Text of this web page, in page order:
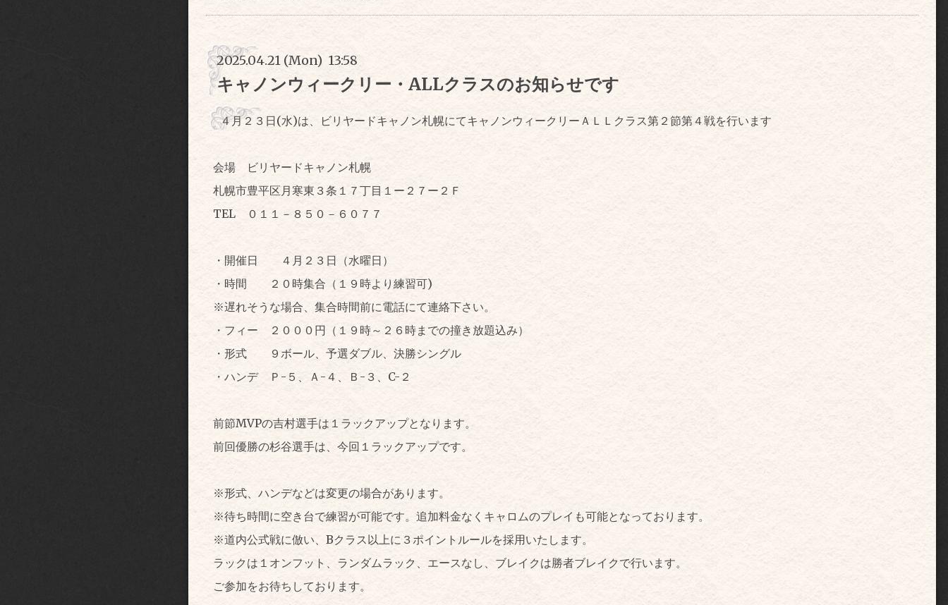
2025.04.21 (Mon) 13:58
キャノンウィークリー・ALLクラスのお知らせです
４月２３日(水)は、ビリヤードキャノン札幌にてキャノンウィークリーＡＬＬクラス第２節第４戦を行います
会場 ビリヤードキャノン札幌
札幌市豊平区月寒東３条１７丁目１ー２７ー２Ｆ
TEL ０１１－８５０－６０７７
・開催日 ４月２３日（水曜日）
・時間 ２０時集合（１９時より練習可)
※遅れそうな場合、集合時間前に電話にて連絡下さい。
・フィー ２０００円（１９時～２６時までの撞き放題込み）
・形式 ９ボール、予選ダブル、決勝シングル
・ハンデ Ｐ-５、Ａ-４、Ｂ-３、C-２
前節MVPの吉村選手は１ラックアップとなります。
前回優勝の杉谷選手は、今回１ラックアップです。
※形式、ハンデなどは変更の場合があります。
※待ち時間に空き台で練習が可能です。追加料金なくキャロムのプレイも可能となっております。
※道内公式戦に倣い、Bクラス以上に３ポイントルールを採用いたします。
ラックは１オンフット、ランダムラック、エースなし、ブレイクは勝者ブレイクで行います。
ご参加をお待ちしております。